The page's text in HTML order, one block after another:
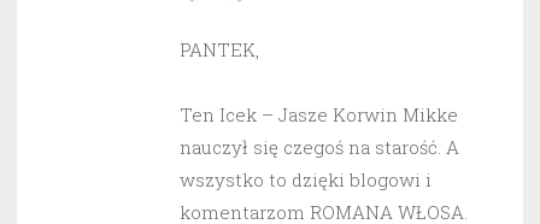
PANTEK,
Ten Icek – Jasze Korwin Mikke
nauczył się czegoś na starość. A
wszystko to dzięki blogowi i
komentarzom ROMANA WŁOSA.